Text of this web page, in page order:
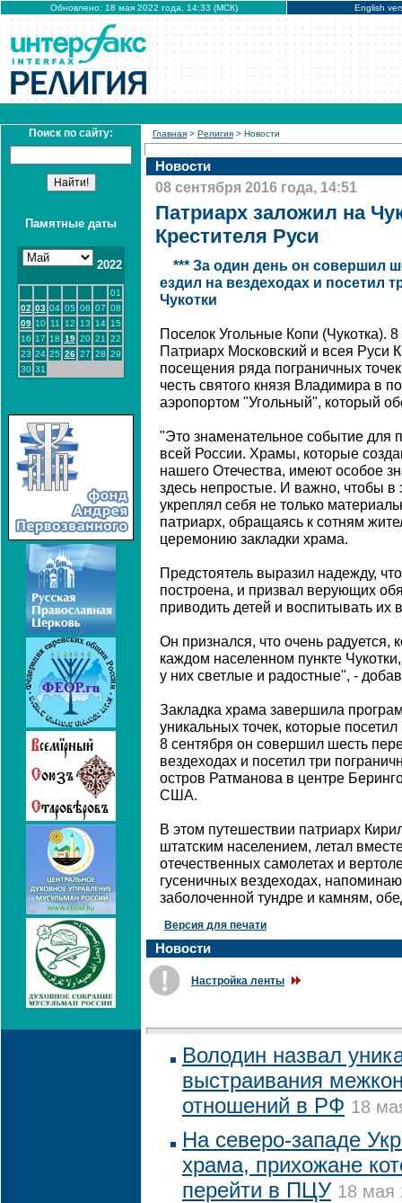
Обновлено: 18 мая 2022 года, 14:33 (МСК) English
Поиск по сайту:
Памятные даты
2022
01
02 03 04 05 06 07 08
09 10 11 12 13 14 15
16 17 18 19 20 21
22
23 24 25 26 27 28 29
30 31
Главная > Религия > Новости
Новости
08 сентября 2016 года, 14:51
Патриарх заложил на
Крестителя Руси
*** За один день он совершил
ездил на вездеходах и посетил
Чукотки
Поселок Угольные Копи
Патриарх Московский и всея Руси
посещения ряда пограничных
честь святого князя Владимира в
аэропортом "Угольный", который
"Это знаменательное событие для
всей России. Храмы, которые
нашего Отечества, имеют особое
здесь непростые. И важно, чтобы в
укреплял себя не только
патриарх, обращаясь к сотням
церемонию закладки храма.
Предстоятель выразил надежду,
построена, и призвал верующих
приводить детей и воспитывать их
Он признался, что очень радуется,
каждом населенном пункте
у них светлые и радостные", -
Закладка храма завершила
уникальных точек, которые
8 сентября он совершил шесть
вездеходах и посетил три
остров Ратманова в центре
США.
В этом путешествии патриарх
штатским населением, летал
отечественных самолетах и
гусеничных вездеходах,
заболоченной тундре и камням,
Версия для печати
Новости
Настройка ленты
Володин назвал
выстраивания
отношений в РФ 18
На северо-западе
храма, прихожане
перейти в ПЦУ 18 мая